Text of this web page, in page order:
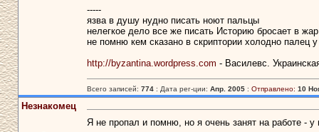
-----
язва в душу нудно писать ноют пальцы
нелегкое дело все же писать Историю бросает в
не помню кем сказано в скриптории холодно палец
http://byzantina.wordpress.com - Василевс.
Всего записей: 774: Дата рег-ции: Апр. 2005: Отправлено: 10
Незнакомец
Я не пропал и помню, но я очень занят на работе -